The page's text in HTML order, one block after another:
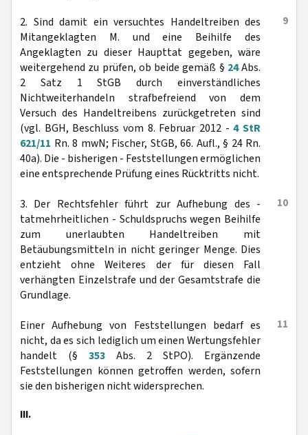
9
2. Sind damit ein versuchtes Handeltreiben des
Mitangeklagten M. und eine Beihilfe des
Angeklagten zu dieser Haupttat gegeben, wäre
weitergehend zu prüfen, ob beide gemäß § 24Abs.
2 Satz 1 StGB durch einverständliches
Nichtweiterhandeln strafbefreiend von dem
Versuch des Handeltreibens zurückgetreten sind
(vgl. BGH, Beschluss vom 8. Februar 2012 -4 StR
621/11 Rn. 8 mwN; Fischer, StGB, 66. Aufl., § 24 Rn.
40a). Die - bisherigen - Feststellungen ermöglichen
eine entsprechende Prüfung eines Rücktritts nicht.
10
3. Der Rechtsfehler führt zur Aufhebung des -
tatmehrheitlichen - Schuldspruchs wegen Beihilfe
zum unerlaubten Handeltreiben mit
Betäubungsmitteln in nicht geringer Menge. Dies
entzieht ohne Weiteres der für diesen Fall
verhängten Einzelstrafe und der Gesamtstrafe die
Grundlage.
11
Einer Aufhebung von Feststellungen bedarf es
nicht, da es sich lediglich um einen Wertungsfehler
handelt (§ 353 Abs. 2 StPO). Ergänzende
Feststellungen können getroffen werden, sofern
sie den bisherigen nicht widersprechen.
III.